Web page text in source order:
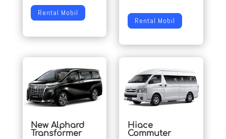
Rental Mobil
Rental Mobil
New Alphard
Transformer
Hiace
Commuter